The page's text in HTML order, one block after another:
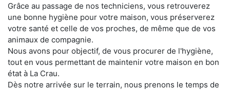
Grâce au passage de nos techniciens, vous retrouverez
une bonne hygiène pour votre maison, vous préserverez
votre santé et celle de vos proches, de même que de vos
animaux de compagnie.
Nous avons pour objectif, de vous procurer de l'hygiène,
tout en vous permettant de maintenir votre maison en bon
état à La Crau.
Dès notre arrivée sur le terrain, nous prenons le temps de